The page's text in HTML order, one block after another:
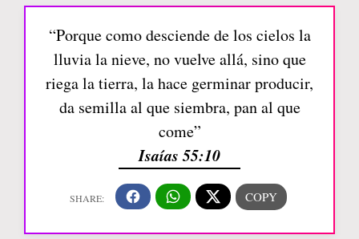
“Porque como desciende de los cielos la
lluvia la nieve, no vuelve allá, sino que
riega la tierra, la hace germinar producir,
da semilla al que siembra, pan al que
come”
Isaías 55:10